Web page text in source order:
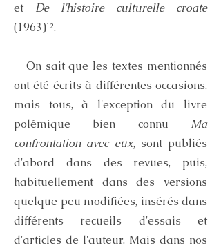
et De l'histoire culturelle croate
(1963)¹².
On sait que les textes mentionnés
ont été écrits à différentes occasions,
mais tous, à l'exception du livre
polémique bien connu Ma
confrontation avec eux, sont publiés
d'abord dans des revues, puis,
habituellement dans des versions
quelque peu modifiées, insérés dans
différents recueils d'essais et
d'articles de l'auteur. Mais dans nos